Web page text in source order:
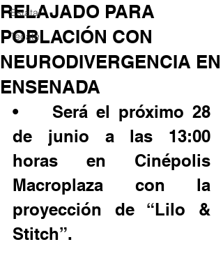
Estatal
Tecate
RELAJADO PARA
POBLACIÓN CON
NEURODIVERGENCIA EN
ENSENADA
•	 Será el próximo 28
de junio a las 13:00
horas en Cinépolis
Macroplaza con la
proyección de “Lilo &
Stitch”.